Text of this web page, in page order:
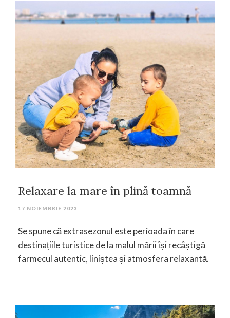
Relaxare la mare în plină toamnă
17 NOIEMBRIE 2023
Se spune că extrasezonul este perioada în care
destinațiile turistice de la malul mării își recâștigă
farmecul autentic, liniștea și atmosfera relaxantă.